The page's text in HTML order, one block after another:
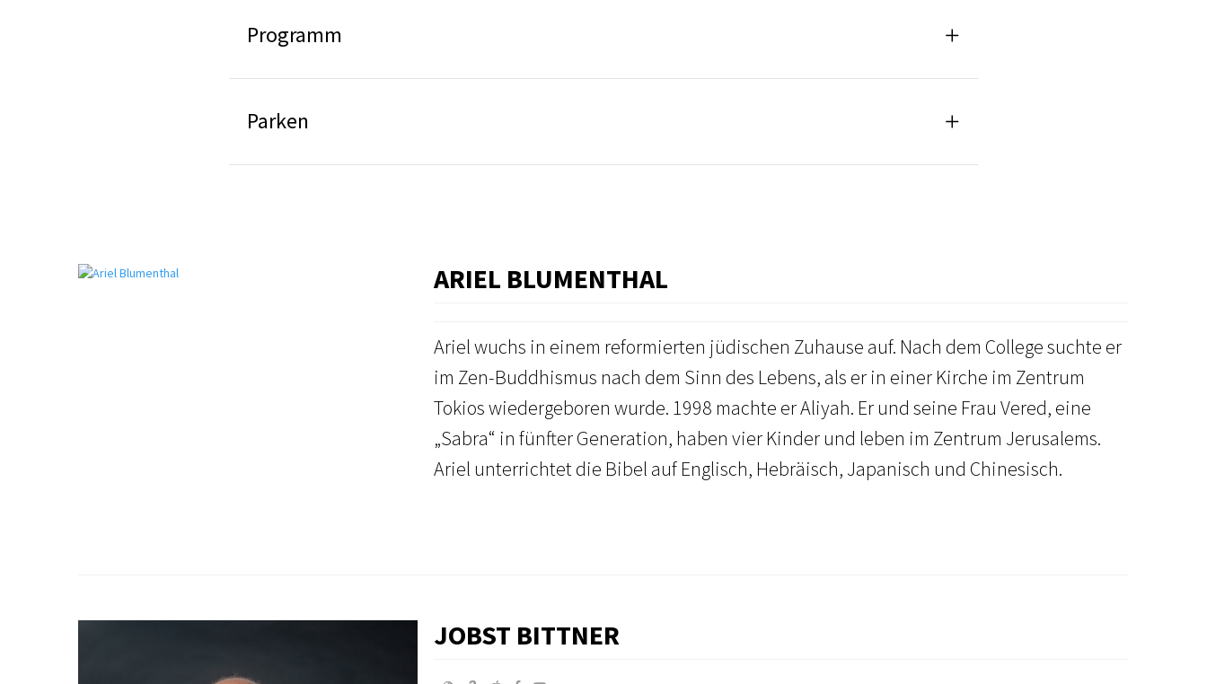
Programm
Parken
ARIEL BLUMENTHAL
Ariel wuchs in einem reformierten jüdischen Zuhause auf. Nach dem College suchte er
im Zen-Buddhismus nach dem Sinn des Lebens, als er in einer Kirche im Zentrum
Tokios wiedergeboren wurde. 1998 machte er Aliyah. Er und seine Frau Vered, eine
„Sabra“ in fünfter Generation, haben vier Kinder und leben im Zentrum Jerusalems.
Ariel unterrichtet die Bibel auf Englisch, Hebräisch, Japanisch und Chinesisch.
JOBST BITTNER